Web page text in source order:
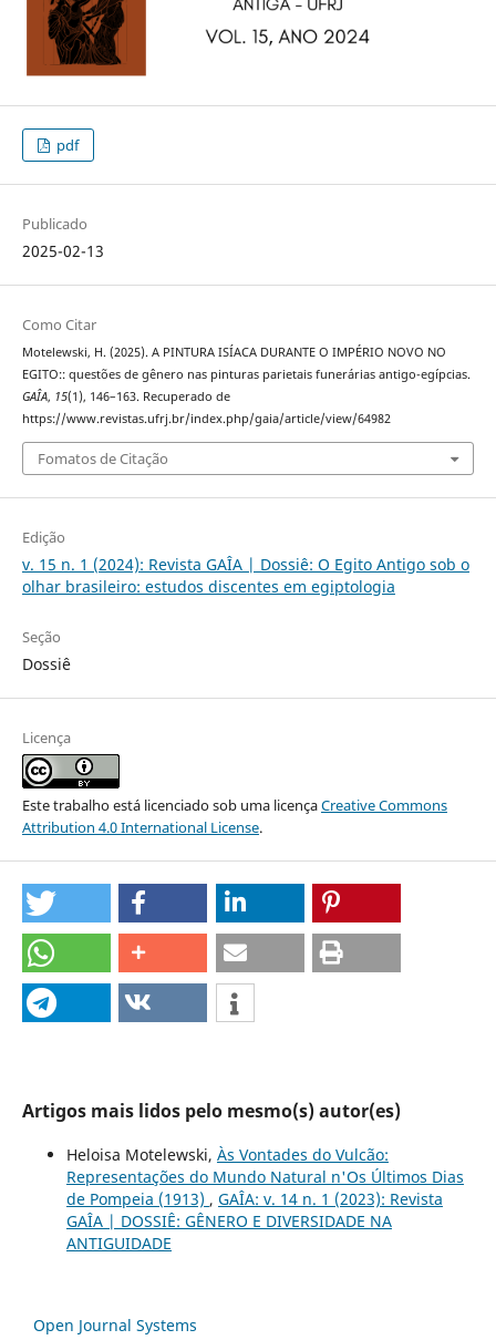
pdf
Publicado
2025-02-13
Como Citar
Motelewski, H. (2025). A PINTURA ISÍACA DURANTE O IMPÉRIO NOVO NO
EGITO:: questões de gênero nas pinturas parietais funerárias antigo-egípcias.
GAÎA, 15(1), 146–163. Recuperado de
https://www.revistas.ufrj.br/index.php/gaia/article/view/64982
Fomatos de Citação
Edição
v. 15 n. 1 (2024): Revista GAÎA | Dossiê: O Egito Antigo sob o
olhar brasileiro: estudos discentes em egiptologia
Seção
Dossiê
Licença
Este trabalho está licenciado sob uma licençaCreative Commons
Attribution 4.0 International License.
Artigos mais lidos pelo mesmo(s) autor(es)
Heloisa Motelewski, Às Vontades do Vulcão:
Representações do Mundo Natural n'Os Últimos Dias
de Pompeia (1913) , GAÎA: v. 14 n. 1 (2023): Revista
GAÎA | DOSSIÊ: GÊNERO E DIVERSIDADE NA
ANTIGUIDADE
Open Journal Systems